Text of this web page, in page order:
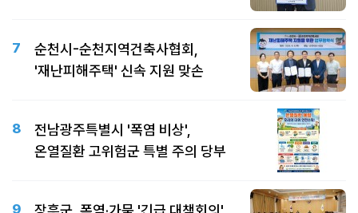
7
순천시-순천지역건축사협회,
'재난피해주택' 신속 지원 맞손
8
전남광주특별시 '폭염 비상',
온열질환 고위험군 특별 주의 당부
9